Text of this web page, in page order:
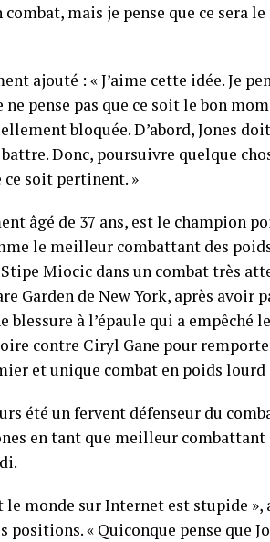
combat, mais je pense que ce sera
ajouté : « J’aime cette idée. Je
ne pense pas que ce soit le bon
bloquée. D’abord, Jones
Donc, poursuivre quelque
ce soit pertinent. »
âgé de 37 ans, est le champion
le meilleur combattant des
Miocic dans un combat très
Garden de New York, après avoir
blessure à l’épaule qui a empêché
contre Ciryl Gane pour
et unique combat en poids lourd
été un fervent défenseur du
en tant que meilleur
le monde sur Internet est stupide
positions. « Quiconque pense que